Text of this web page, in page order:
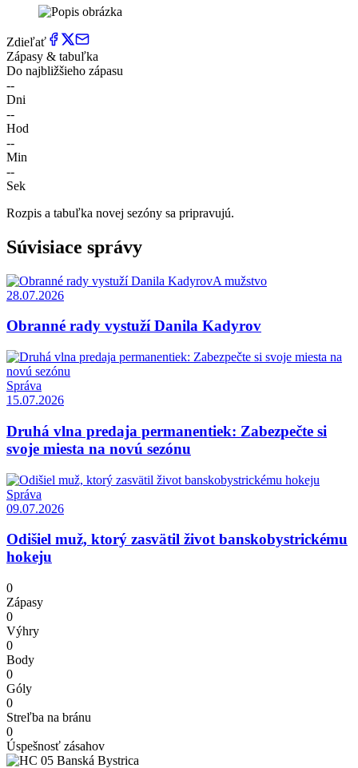
Zdieľať
Zápasy & tabuľka
Do najbližšieho zápasu
--
Dni
--
Hod
--
Min
--
Sek
Rozpis a tabuľka novej sezóny sa pripravujú.
Súvisiace správy
A mužstvo
28.07.2026
Obranné rady vystuží Danila Kadyrov
Správa
15.07.2026
Druhá vlna predaja permanentiek: Zabezpečte si
svoje miesta na novú sezónu
Správa
09.07.2026
Odišiel muž, ktorý zasvätil život banskobystrickému
hokeju
0
Zápasy
0
Výhry
0
Body
0
Góly
0
Streľba na bránu
0
Úspešnosť zásahov